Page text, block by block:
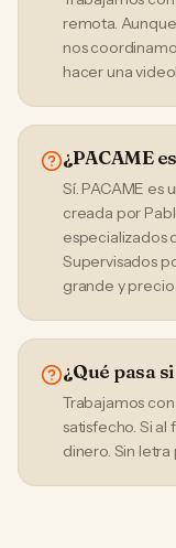
remota.
nos
hacer una
¿PACAME
Sí. PACAME es
creada por
especializados
Supervisados
grande y
¿Qué pasa
Trabajamos
satisfecho. Si
dinero. Sin